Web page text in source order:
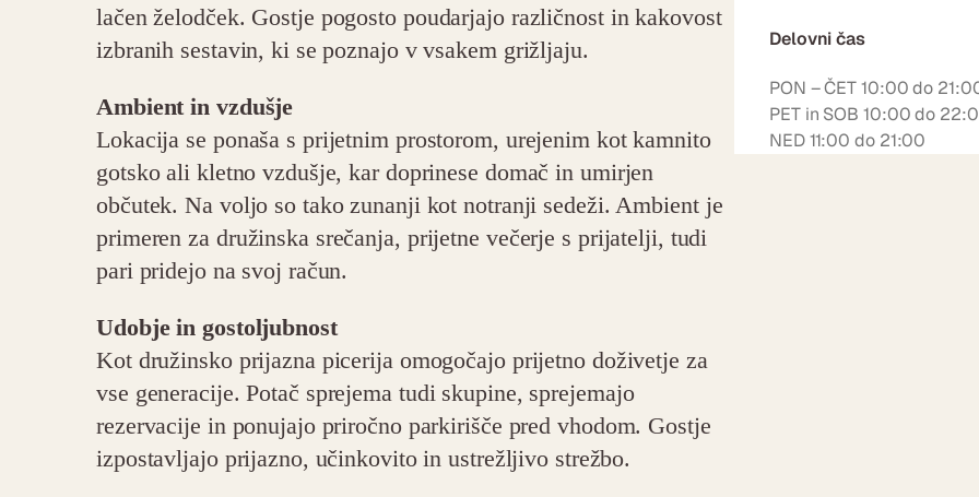
lačen želodček. Gostje pogosto poudarjajo različnost in kakovost
izbranih sestavin, ki se poznajo v vsakem grižljaju.
Ambient in vzdušje
Lokacija se ponaša s prijetnim prostorom, urejenim kot kamnito
gotsko ali kletno vzdušje, kar doprinese domač in umirjen
občutek. Na voljo so tako zunanji kot notranji sedeži. Ambient je
primeren za družinska srečanja, prijetne večerje s prijatelji, tudi
pari pridejo na svoj račun.
Udobje in gostoljubnost
Kot družinsko prijazna picerija omogočajo prijetno doživetje za
vse generacije. Potač sprejema tudi skupine, sprejemajo
rezervacije in ponujajo priročno parkirišče pred vhodom. Gostje
izpostavljajo prijazno, učinkovito in ustrežljivo strežbo.
Delovni čas
PON – ČET 10:00 do
PET in SOB 10:00 do
NED 11:00 do 21:00